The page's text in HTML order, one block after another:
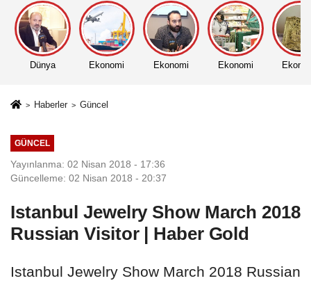
Dünya Ekonomi Ekonomi Ekonomi
Haberler Güncel
GÜNCEL
Yayınlanma: 02 Nisan 2018 - 17:36
Güncelleme: 02 Nisan 2018 - 20:37
Istanbul Jewelry Show March 2018
Russian Visitor | Haber Gold
Istanbul Jewelry Show March 2018 Russian